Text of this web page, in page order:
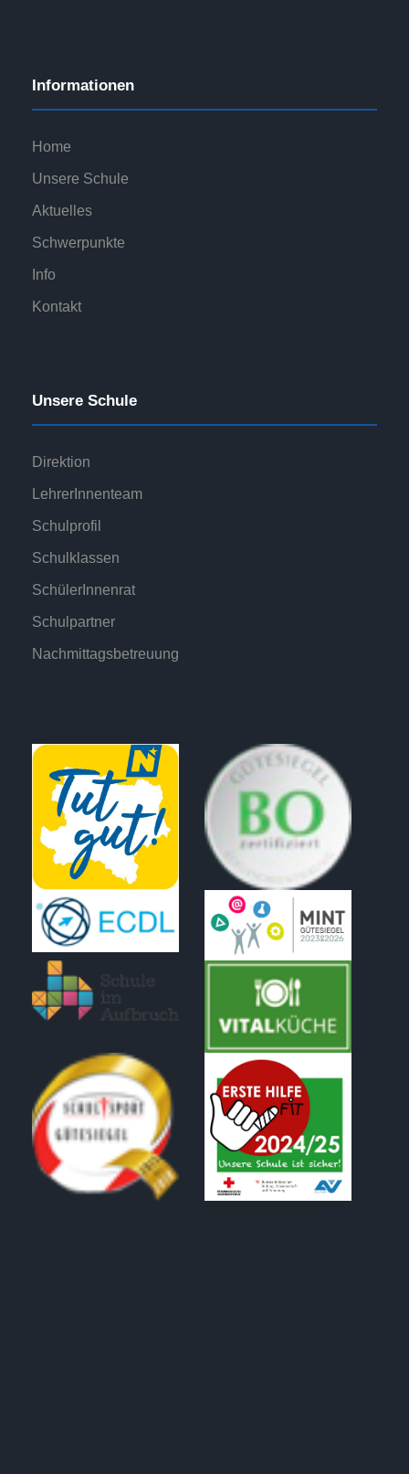
Informationen
Home
Unsere Schule
Aktuelles
Schwerpunkte
Info
Kontakt
Unsere Schule
Direktion
LehrerInnenteam
Schulprofil
Schulklassen
SchülerInnenrat
Schulpartner
Nachmittagsbetreuung